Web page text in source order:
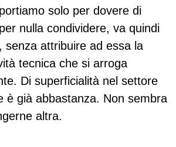
solo per dovere di
nulla condividere, va quindi
senza attribuire ad essa la
tecnica che si arroga
Di superficialità nel settore
è già abbastanza. Non sembra
altra.